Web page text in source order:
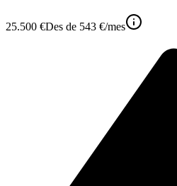
25.500 €Des de 543 €/mes